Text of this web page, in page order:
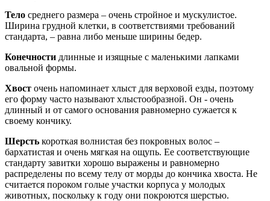
Тело среднего размера – очень стройное и мускулистое.
Ширина грудной клетки, в соответствиями требований
стандарта, – равна либо меньше ширины бедер.
Конечности длинные и изящные с маленькими лапками
овальной формы.
Хвост очень напоминает хлыст для верховой езды, поэтому
его форму часто называют хлыстообразной. Он - очень
длинный и от самого основания равномерно сужается к
своему кончику.
Шерсть короткая волнистая без покровных волос –
бархатистая и очень мягкая на ощупь. Ее соответствующие
стандарту завитки хорошо выражены и равномерно
распределены по всему телу от морды до кончика хвоста. Не
считается пороком голые участки корпуса у молодых
животных, поскольку к году они покроются шерстью.